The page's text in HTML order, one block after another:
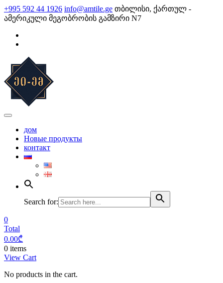
Skip
to
content
+995 592 44 1926 info@amtile.ge თბილისი, ქართულ -
ამერიკული მეგობრობის გამზირი N7
дом
Новые продукты
контакт
Search for:
0
Total
0.00₾
0 items
View Cart
No products in the cart.